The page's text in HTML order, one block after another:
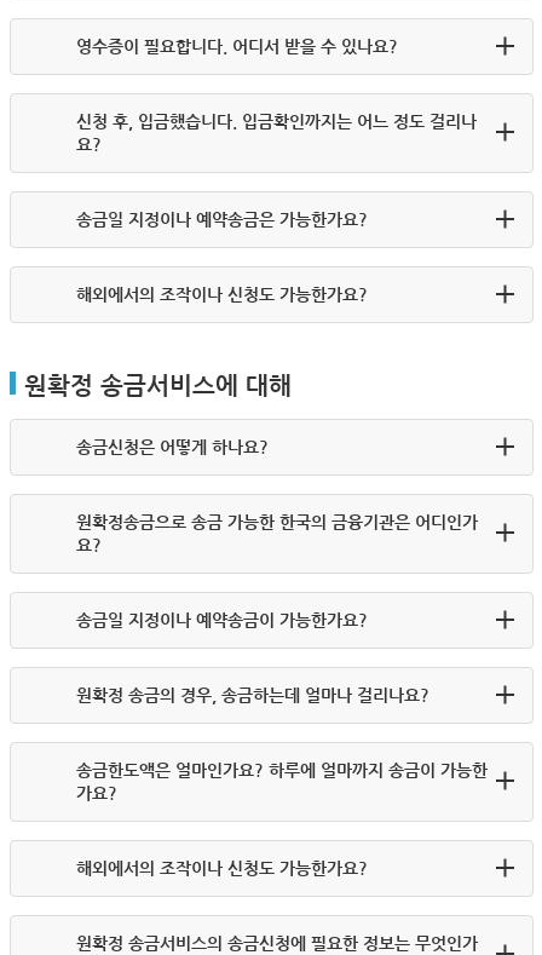
영수증이 필요합니다. 어디서 받을 수 있나요?
신청 후, 입금했습니다. 입금확인까지는 어느 정도 걸리나
요?
송금일 지정이나 예약송금은 가능한가요?
해외에서의 조작이나 신청도 가능한가요?
원확정 송금서비스에 대해
송금신청은 어떻게 하나요?
원확정송금으로 송금 가능한 한국의 금융기관은 어디인가
요?
송금일 지정이나 예약송금이 가능한가요?
원확정 송금의 경우, 송금하는데 얼마나 걸리나요?
송금한도액은 얼마인가요? 하루에 얼마까지 송금이 가능한
가요?
해외에서의 조작이나 신청도 가능한가요?
원확정 송금서비스의 송금신청에 필요한 정보는 무엇인가